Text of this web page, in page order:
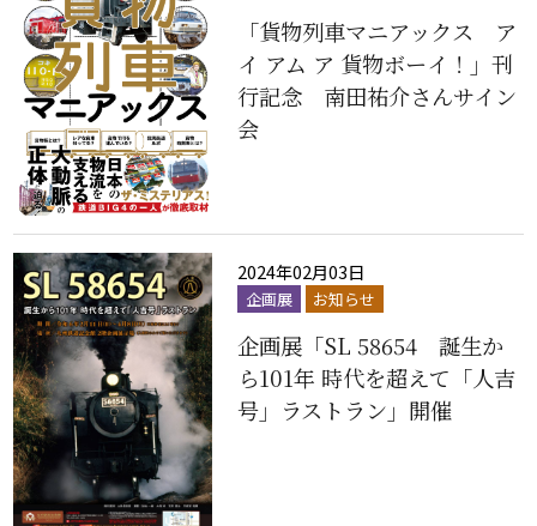
「貨物列車マニアックス ア
イ アム ア 貨物ボーイ！」刊
行記念 南田祐介さんサイン
会
2024年02月03日
企画展 お知らせ
企画展「SL 58654 誕生か
ら101年 時代を超えて「人吉
号」ラストラン」開催